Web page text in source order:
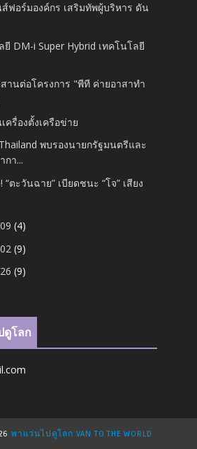
ฟอร์มองค์กร เสริมทัพผู้บริหาร ดัน
ยี DM-i Super Hybrid เทคโนโลยี
านต่อโครงการ "พีที ค่ายอาสาทำ
เครื่องตั้งเครือข่าย
พบรองนายกรัฐมนตรีและ
กา...
ตะวันฉาย” เบียดชนะ “โจ” เสียง
(4)
(9)
(9)
ดูโลก
พาแว่นไปดูโลก VAN TO THE WORLD